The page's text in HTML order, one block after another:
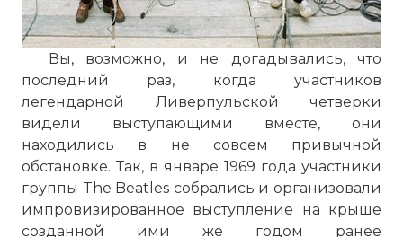
Вы, возможно, и не догадывались, что
последний раз, когда участников
легендарной Ливерпульской четверки
видели выступающими вместе, они
находились в не совсем привычной
обстановке. Так, в январе 1969 года участники
группы The Beatles собрались и организовали
импровизированное выступление на крыше
созданной ими же годом ранее